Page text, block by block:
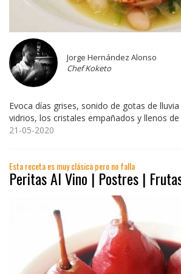
Jorge Hernández Alonso
Chef Koketo
Evoca días grises, sonido de gotas de
vidrios, los cristales empañados y llenos
21-05-2020
Esta receta es muy clásica pero no falla
Peritas Al Vino | Postres |